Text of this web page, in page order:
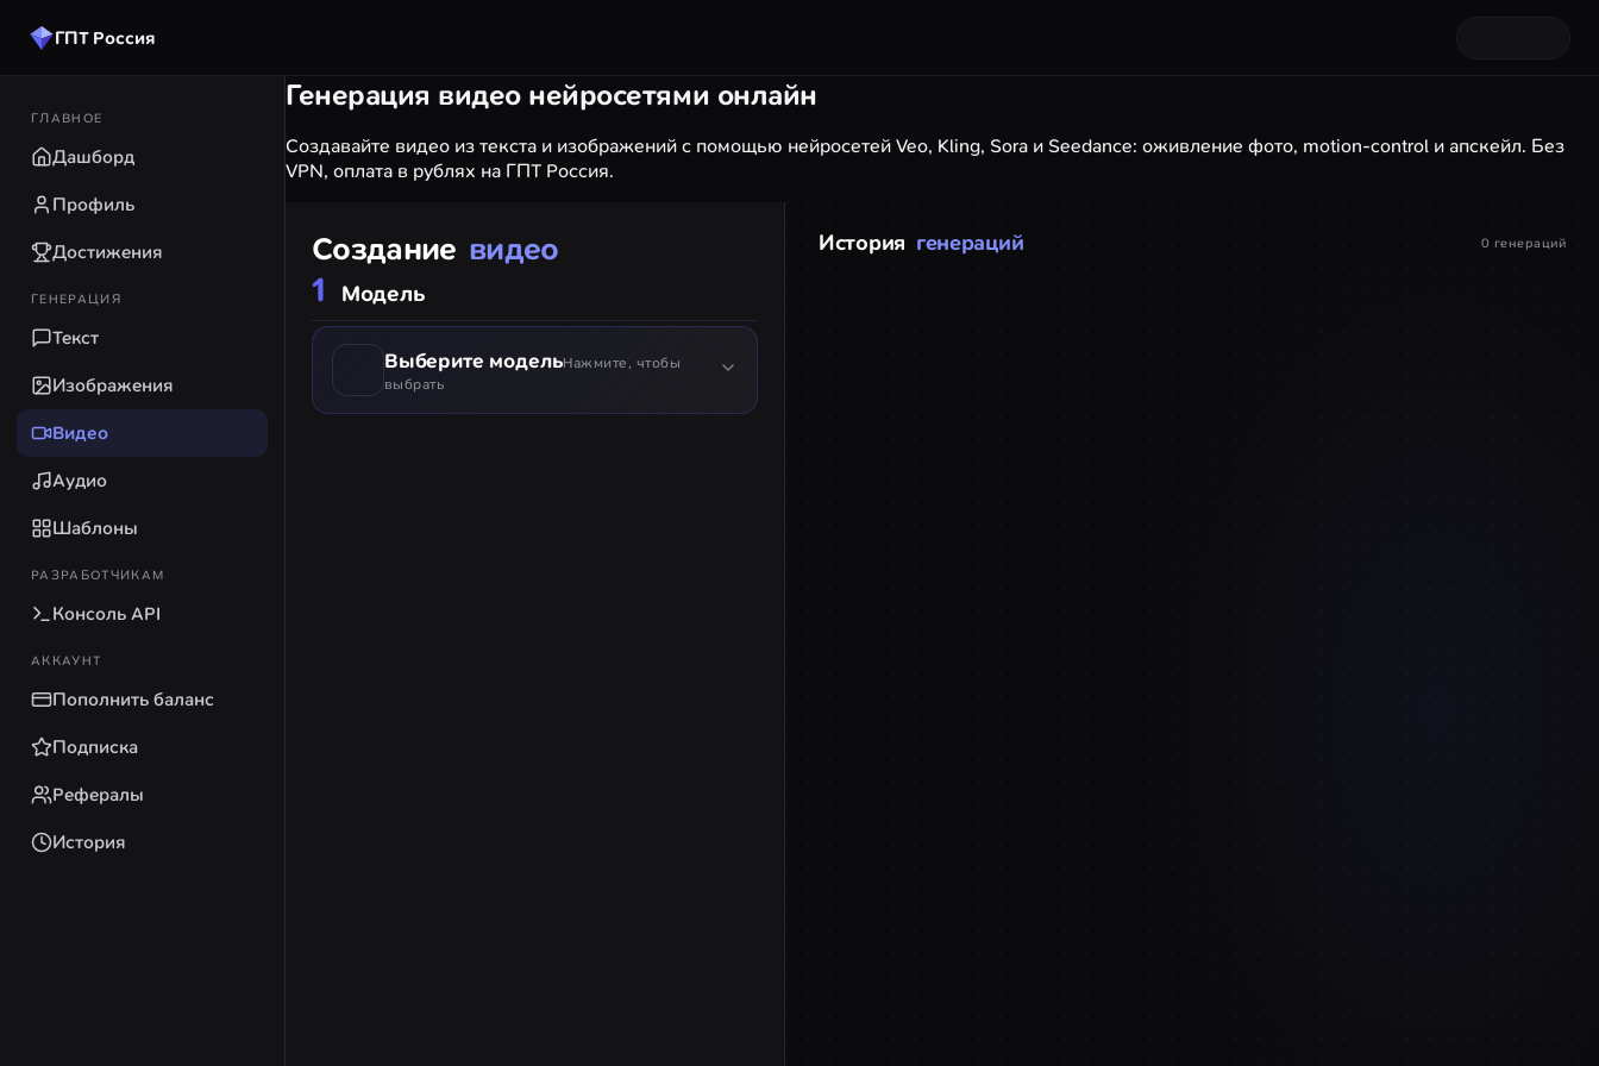
ГПТ Россия
ГЛАВНОЕ
Дашборд
Профиль
Достижения
ГЕНЕРАЦИЯ
Текст
Изображения
Видео
Аудио
Шаблоны
РАЗРАБОТЧИКАМ
Консоль API
АККАУНТ
Пополнить баланс
Подписка
Рефералы
История
Генерация видео нейросетями онлайн
Создавайте видео из текста и изображений с помощью нейросетей Veo, Kling, Sora и Seedance: оживление фото, motion-control и апскейл. Без
VPN, оплата в рублях на ГПТ Россия.
Создание видео
Модель
Выберите модельНажмите, чтобы
выбрать
История генераций 0 генераций